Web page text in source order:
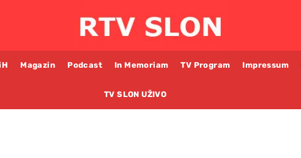
Magazin Podcast In Memoriam TV Program Impressum
TV SLON UŽIVO